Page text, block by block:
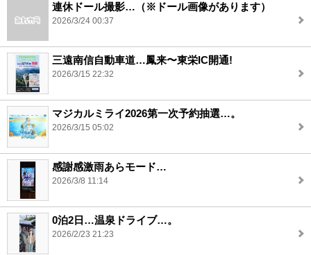
連休ドール撮影…（※ドール画像があります）
2026/3/24 00:37
三遠南信自動車道…鳳来〜東栄IC開通!
2026/3/15 22:32
マジカルミライ2026第一次予約抽選…。
2026/3/15 05:02
感謝感激雨あらモード…
2026/3/8 11:14
0泊2日…温泉ドライブ…。
2026/2/23 21:23